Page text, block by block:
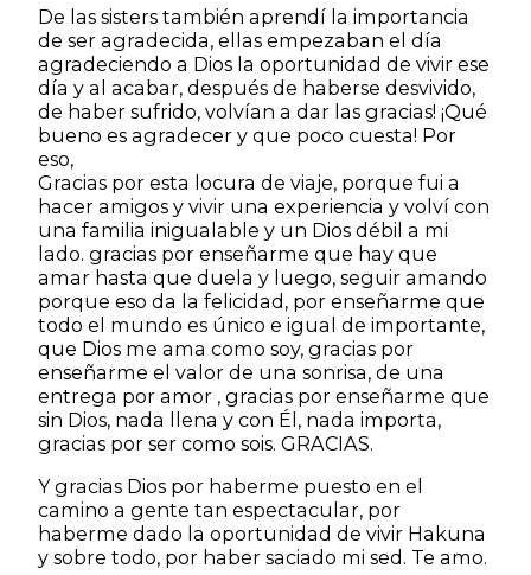
De las sisters también aprendí la importancia
de ser agradecida, ellas empezaban el día
agradeciendo a Dios la oportunidad de vivir ese
día y al acabar, después de haberse desvivido,
de haber sufrido, volvían a dar las gracias! ¡Qué
bueno es agradecer y que poco cuesta! Por
eso,
Gracias por esta locura de viaje, porque fui a
hacer amigos y vivir una experiencia y volví con
una familia inigualable y un Dios débil a mi
lado. gracias por enseñarme que hay que
amar hasta que duela y luego, seguir amando
porque eso da la felicidad, por enseñarme que
todo el mundo es único e igual de importante,
que Dios me ama como soy, gracias por
enseñarme el valor de una sonrisa, de una
entrega por amor , gracias por enseñarme que
sin Dios, nada llena y con Él, nada importa,
gracias por ser como sois. GRACIAS.
Y gracias Dios por haberme puesto en el
camino a gente tan espectacular, por
haberme dado la oportunidad de vivir Hakuna
y sobre todo, por haber saciado mi sed. Te amo.